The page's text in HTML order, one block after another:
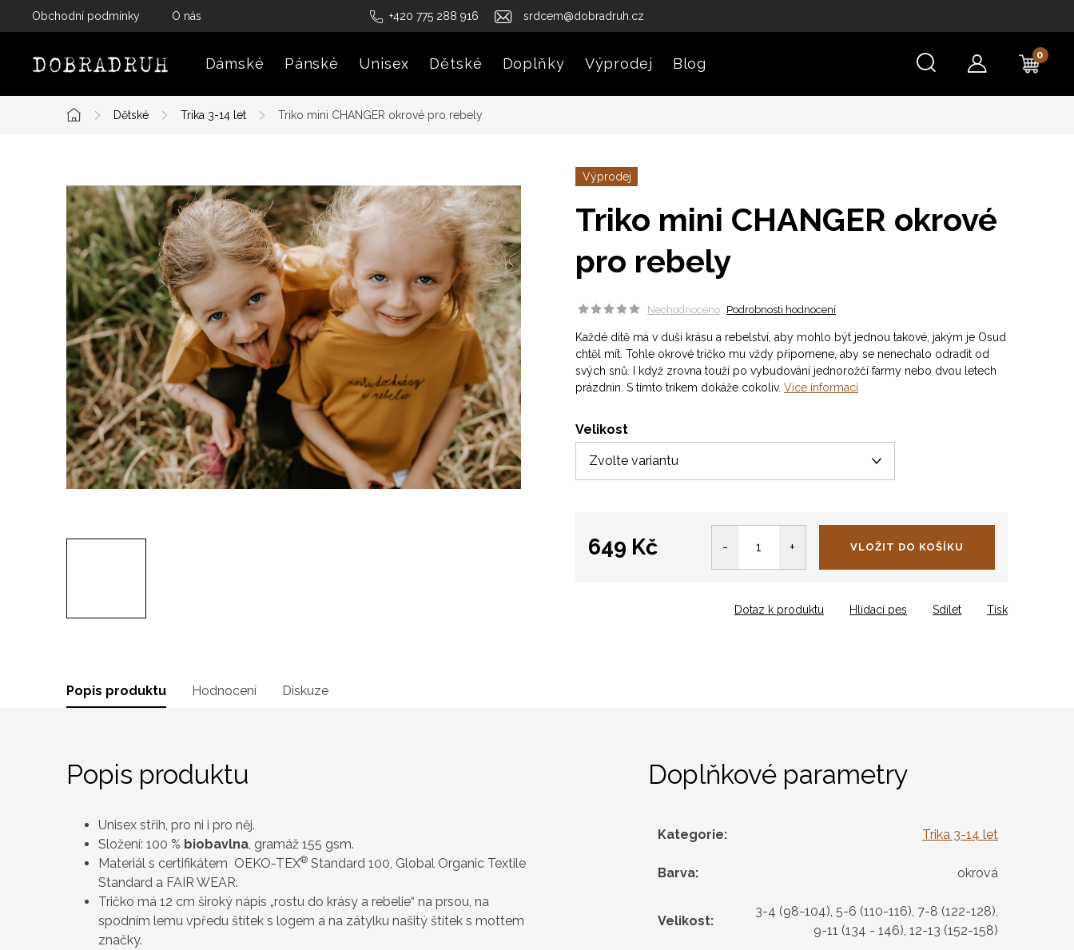
+420 775 288 916 srdcem@dobradruh.cz
Obchodní podmínky O nás
Dámské Pánské Unisex Dětské Doplňky Výprodej Blog
Domů
Dětské Trika 3-14 let Triko mini CHANGER okrové pro rebely
Výprodej
Triko mini CHANGER okrové
pro rebely
Neohodnoceno Podrobnosti hodnocení
Každé dítě má v duši krásu a rebelství, aby mohlo být jednou takové, jakým je Osud
chtěl mít. Tohle okrové tričko mu vždy připomene, aby se nenechalo odradit od
svých snů. I když zrovna touží po vybudování jednorožčí farmy nebo dvou letech
prázdnin. S tímto trikem dokáže cokoliv. Více informací
Velikost
649 Kč VLOŽIT DO KOŠÍKU
Tisk
Dotaz k produktu Hlídací pes Sdílet
Popis produktu Hodnocení Diskuze
Popis produktu
Unisex střih, pro ni i pro něj.
Složení: 100 % biobavlna , gramáž 155 gsm.
Materiál s certifikátem OEKO-TEX® Standard 100, Global Organic Textile
Standard a FAIR WEAR.
Tričko má 12 cm široký nápis „rostu do krásy a rebelie“ na prsou, na
spodním lemu vpředu štítek s logem a na zátylku našitý štítek s mottem
značky.
Doplňkové parametry
Kategorie: Trika 3-14 let
Barva: okrová
Velikost:
3-4 (98-104), 5-6 (110-116), 7-8 (122-128),
9-11 (134 - 146), 12-13 (152-158)